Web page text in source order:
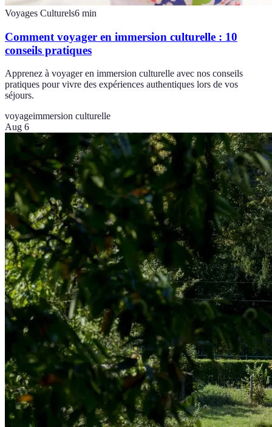
Voyages Culturels6 min
Comment voyager en immersion culturelle : 10
conseils pratiques
Apprenez à voyager en immersion culturelle avec nos conseils
pratiques pour vivre des expériences authentiques lors de vos
séjours.
voyageimmersion culturelle
Aug 6